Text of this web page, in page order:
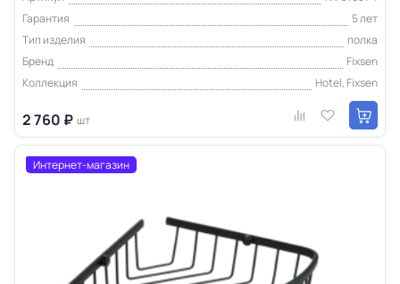
Гарантия
5 лет
Тип изделия
полка
Бренд
Fixsen
Коллекция
Hotel, Fixsen
2 760 ₽ шт
Интернет-магазин